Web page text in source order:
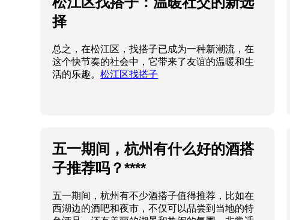
择
总之，在松江区，找搭子已成为一种新潮流，在
这个快节奏的社会中，它带来了友谊的温暖和生
活的乐趣。松江区找搭子
五一期间，杭州有什么好的酒搭
子推荐吗？****
五一期间，杭州有不少酒搭子值得推荐，比如在
西湖边的酒吧和夜市，不仅可以品尝到当地的特